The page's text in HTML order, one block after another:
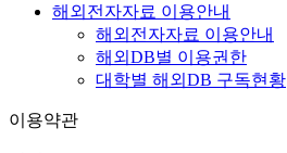
해외전자자료 이용안내
해외전자자료 이용안내
해외DB별 이용권한
대학별 해외DB 구독현황
이용약관